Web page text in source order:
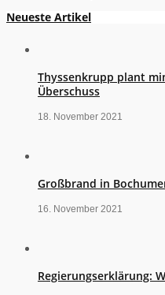
Neueste Artikel
Thyssenkrupp plant
Überschuss
18. November 2021
Großbrand in
16. November 2021
Regierungserklärung: